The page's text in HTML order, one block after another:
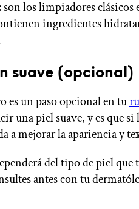
son los limpiadores clásicos
ingredientes
suave (opcional)
es un paso opcional en tu
una piel suave, y es que si
a mejorar la apariencia y
del tipo de piel
antes con tu